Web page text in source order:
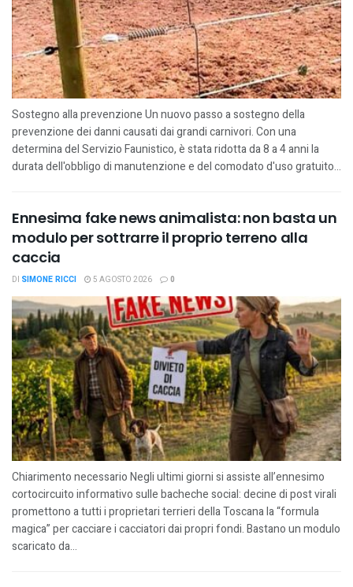
Sostegno alla prevenzione Un nuovo passo a sostegno della
prevenzione dei danni causati dai grandi carnivori. Con una
determina del Servizio Faunistico, è stata ridotta da 8 a 4 anni la
durata dell'obbligo di manutenzione e del comodato d'uso gratuito...
Ennesima fake news animalista: non basta un
modulo per sottrarre il proprio terreno alla
caccia
DI SIMONE RICCI 5 AGOSTO 2026 0
Chiarimento necessario Negli ultimi giorni si assiste all’ennesimo
cortocircuito informativo sulle bacheche social: decine di post virali
promettono a tutti i proprietari terrieri della Toscana la “formula
magica” per cacciare i cacciatori dai propri fondi. Bastano un modulo
scaricato da...